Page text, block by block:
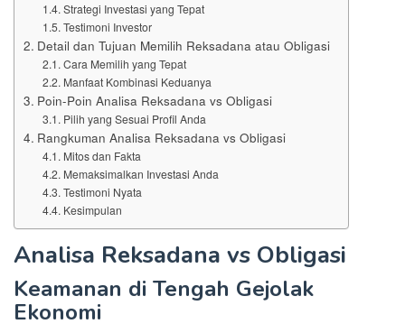
Strategi Investasi yang Tepat
Testimoni Investor
Detail dan Tujuan Memilih Reksadana atau Obligasi
Cara Memilih yang Tepat
Manfaat Kombinasi Keduanya
Poin-Poin Analisa Reksadana vs Obligasi
Pilih yang Sesuai Profil Anda
Rangkuman Analisa Reksadana vs Obligasi
Mitos dan Fakta
Memaksimalkan Investasi Anda
Testimoni Nyata
Kesimpulan
Analisa Reksadana vs Obligasi
Keamanan di Tengah Gejolak
Ekonomi